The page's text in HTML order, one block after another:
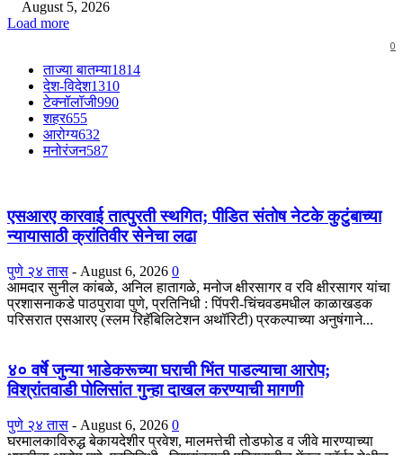
August 5, 2026
Load more
0
ताज्या बातम्या1814
देश-विदेश1310
टेक्नॉलॉजी990
शहर655
आरोग्य632
मनोरंजन587
एसआरए कारवाई तात्पुरती स्थगित; पीडित संतोष नेटके कुटुंबाच्या
न्यायासाठी क्रांतिवीर सेनेचा लढा
पुणे २४ तास - August 6, 2026 0
आमदार सुनील कांबळे, अनिल हातागळे, मनोज क्षीरसागर व रवि क्षीरसागर यांचा
प्रशासनाकडे पाठपुरावा पुणे, प्रतिनिधी : पिंपरी-चिंचवडमधील काळाखडक
परिसरात एसआरए (स्लम रिहॅबिलिटेशन अथॉरिटी) प्रकल्पाच्या अनुषंगाने...
४० वर्षे जुन्या भाडेकरूच्या घराची भिंत पाडल्याचा आरोप;
विश्रांतवाडी पोलिसांत गुन्हा दाखल करण्याची मागणी
पुणे २४ तास - August 6, 2026 0
घरमालकाविरुद्ध बेकायदेशीर प्रवेश, मालमत्तेची तोडफोड व जीवे मारण्याच्या